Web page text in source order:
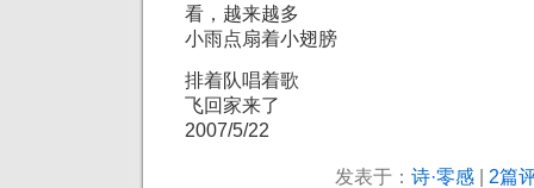
看，越来越多
小雨点扇着小翅膀
排着队唱着歌
飞回家来了
2007/5/22
发表于： 诗·零感| 2篇